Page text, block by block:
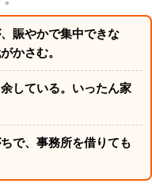
賑やかで集中できな
かさむ。
している。いったん家
で、事務所を借りても